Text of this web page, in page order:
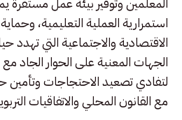
استمرارية العملية التعليمية،
الاقتصادية والاجتماعية التي تهدد
الجهات المعنية على الحوار الجاد مع
لتفادي تصعيد الاحتجاجات وتأمين
مع القانون المحلي والاتفاقيات